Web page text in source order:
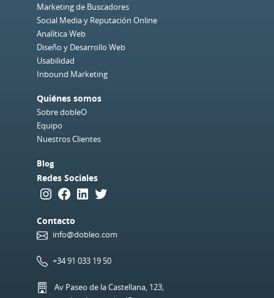
Marketing de Buscadores
Social Media y Reputación Online
Analítica Web
Diseño y Desarrollo Web
Usabilidad
Inbound Marketing
Quiénes somos
Sobre dobleO
Equipo
Nuestros Clientes
Blog
Redes Sociales
Instagram Facebook LinkedIn Twitter
Contacto
info@dobleo.com
+34 91 033 19 50
Av Paseo de la Castellana, 123,